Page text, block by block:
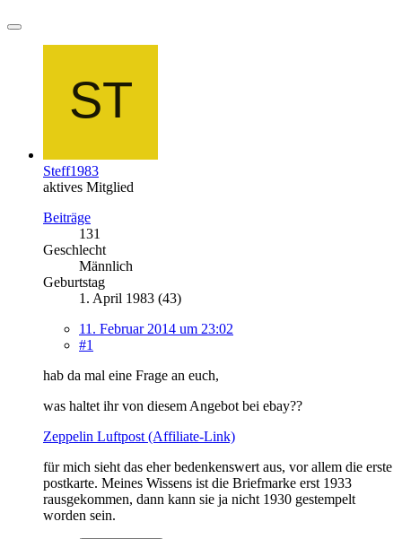
Steff1983
aktives Mitglied
Beiträge
131
Geschlecht
Männlich
Geburtstag
1. April 1983 (43)
11. Februar 2014 um 23:02
#1
hab da mal eine Frage an euch,
was haltet ihr von diesem Angebot bei ebay??
Zeppelin Luftpost (Affiliate-Link)
für mich sieht das eher bedenkenswert aus, vor allem die erste
postkarte. Meines Wissens ist die Briefmarke erst 1933
rausgekommen, dann kann sie ja nicht 1930 gestempelt
worden sein.